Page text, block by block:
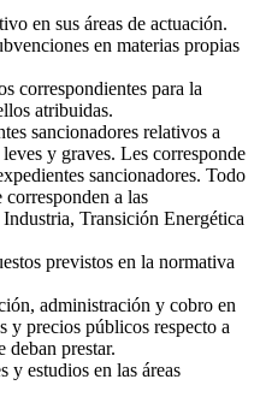
en sus áreas de actuación.
en materias propias
correspondientes para la
atribuidas.
sancionadores relativos a
y graves. Les corresponde
sancionadores. Todo
a las
Transición Energética
previstos en la normativa
administración y cobro en
y precios públicos respecto a
deban prestar.
y estudios en las áreas